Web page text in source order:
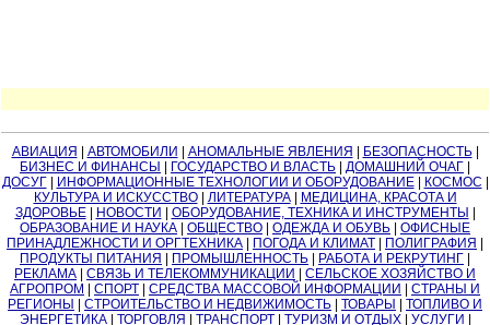
АВИАЦИЯ АВТОМОБИЛИ АНОМАЛЬНЫЕ ЯВЛЕНИЯ БЕЗОПАСНОСТЬ|
БИЗНЕС И ФИНАНСЫ
ГОСУДАРСТВО И ВЛАСТЬ ДОМАШНИЙ ОЧАГ
ДОСУГ| ИНФОРМАЦИОННЫЕ ТЕХНОЛОГИИ И ОБОРУДОВАНИЕ| КОСМОС
КУЛЬТУРА И ИСКУССТВО| ЛИТЕРАТУРА|
МЕДИЦИНА, КРАСОТА И
ЗДОРОВЬЕ| НОВОСТИ ОБОРУДОВАНИЕ, ТЕХНИКА И ИНСТРУМЕНТЫ
ОБРАЗОВАНИЕ И НАУКА
ОБЩЕСТВО ОДЕЖДА И ОБУВЬ
ОФИСНЫЕ
ПРИНАДЛЕЖНОСТИ И ОРГТЕХНИКА
ПОГОДА И КЛИМАТ ПОЛИГРАФИЯ
ПРОДУКТЫ ПИТАНИЯ
ПРОМЫШЛЕННОСТЬ РАБОТА И РЕКРУТИНГ
РЕКЛАМА
СВЯЗЬ И ТЕЛЕКОММУНИКАЦИИ
СЕЛЬСКОЕ ХОЗЯЙСТВО И
АГРОПРОМ
СПОРТ СРЕДСТВА МАССОВОЙ ИНФОРМАЦИИ
СТРАНЫ И
РЕГИОНЫ
СТРОИТЕЛЬСТВО И НЕДВИЖИМОСТЬ ТОВАРЫ
ТОПЛИВО И
ЭНЕРГЕТИКА| ТОРГОВЛЯ ТРАНСПОРТ| ТУРИЗМ И ОТДЫХ| УСЛУГИ